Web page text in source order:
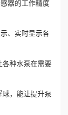
器的工作精度
、实时显示各
种水泵在需要
，能让提升泵